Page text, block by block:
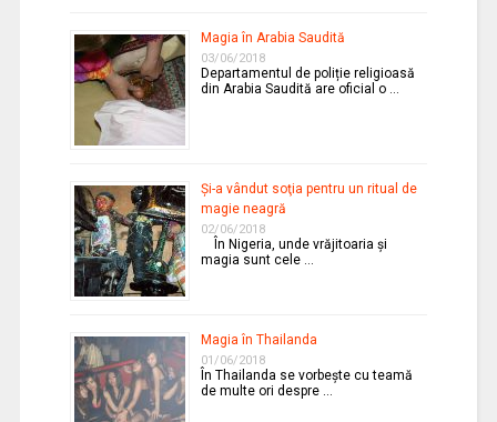
Magia în Arabia Saudită
03/06/2018
Departamentul de poliție religioasă
din Arabia Saudită are oficial o …
Şi-a vândut soţia pentru un ritual de
magie neagră
02/06/2018
În Nigeria, unde vrăjitoaria şi
magia sunt cele …
Magia în Thailanda
01/06/2018
În Thailanda se vorbeşte cu teamă
de multe ori despre …